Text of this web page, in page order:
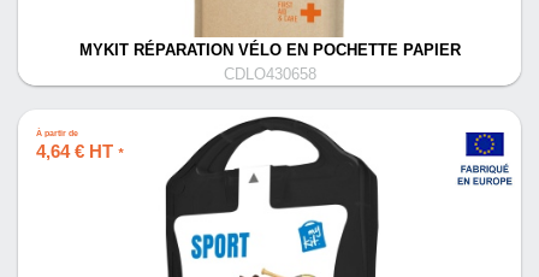
MYKIT RÉPARATION VÉLO EN POCHETTE PAPIER
CDLO430658
À partir de
4,64 € HT *